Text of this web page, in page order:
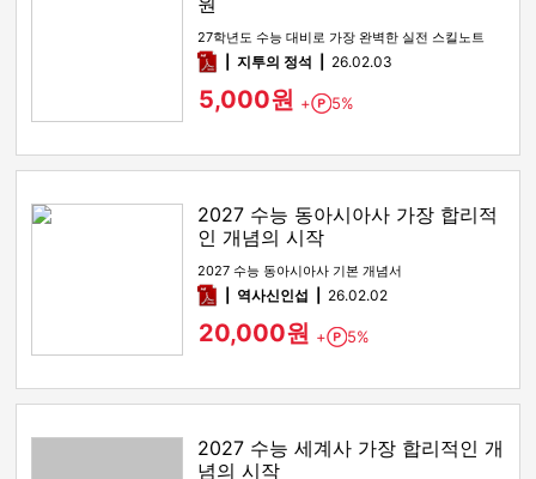
27학년도 수능 대비로 가장 완벽한 실전 스킬노트
pdf지투의 정석 26.02.03
5,000원 + Point
5%
2027 수능 동아시아사 가장 합리적
인 개념의 시작
2027 수능 동아시아사 기본 개념서
pdf역사신인섭 26.02.02
20,000원 + Point
5%
2027 수능 세계사 가장 합리적인 개
념의 시작